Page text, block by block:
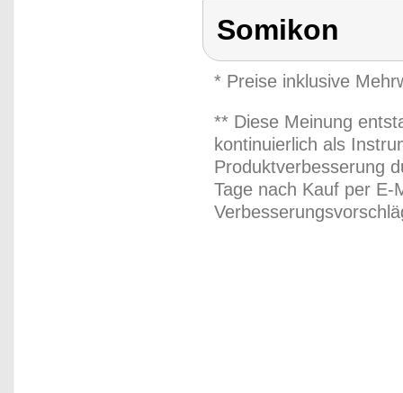
Somikon
* Preise inklusive
** Diese Meinung
kontinuierlich als
Produktverbesserung
Tage nach Kauf per E-